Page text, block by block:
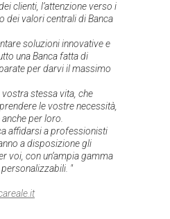
clienti, l’attenzione verso i
dei valori centrali di Banca
soluzioni innovative e
una Banca fatta di
per darvi il massimo
stessa vita, che
le vostre necessità,
per loro.
affidarsi a professionisti
a disposizione gli
voi, con un’ampia gamma
"